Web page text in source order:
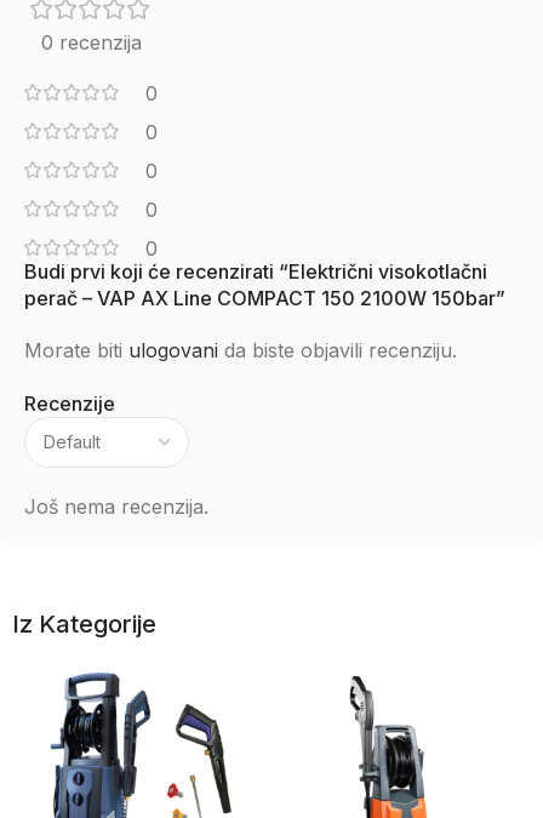
0 recenzija
0
0
0
0
0
Recenzije
Još nema recenzija.
Budi prvi koji će recenzirati “Električni visokotlačni
perač – VAP AX Line COMPACT 150 2100W 150bar”
Morate biti ulogovani da biste objavili recenziju.
Iz Kategorije